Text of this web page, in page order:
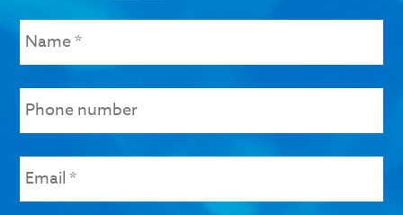
Name *
Phone
number
Email *